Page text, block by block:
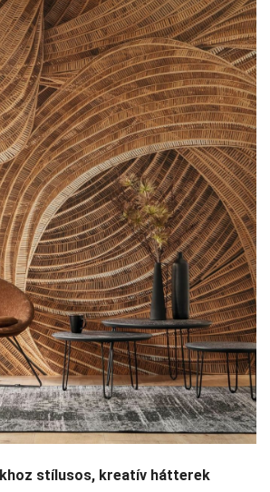
stílusos, kreatív hátterek